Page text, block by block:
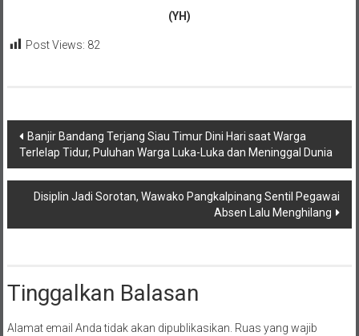
(YH)
Post Views: 82
Navigasi
pos
Banjir Bandang Terjang Siau Timur Dini Hari saat Warga
Terlelap Tidur, Puluhan Warga Luka-Luka dan Meninggal Dunia
Disiplin Jadi Sorotan, Wawako Pangkalpinang Sentil Pegawai
Absen Lalu Menghilang
Tinggalkan Balasan
Alamat email Anda tidak akan dipublikasikan. Ruas yang wajib